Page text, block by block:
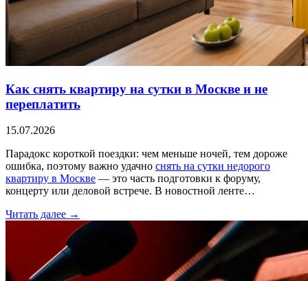
Как снять квартиру на сутки в Москве и не
переплатить
15.07.2026
Парадокс короткой поездки: чем меньше ночей, тем дороже
ошибка, поэтому важно удачно снять на сутки недорого
квартиру в Москве — это часть подготовки к форуму,
концерту или деловой встрече. В новостной ленте…
Читать далее →